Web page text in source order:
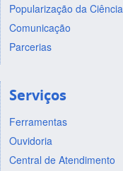
Popularização da Ciência
Comunicação
Parcerias
Serviços
Ferramentas
Ouvidoria
Central de Atendimento